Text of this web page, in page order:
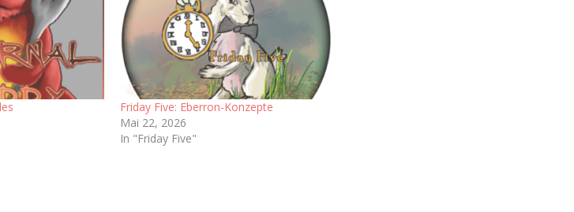
Friday Five: Eberron-Konzepte
Mai 22, 2026
In "Friday Five"